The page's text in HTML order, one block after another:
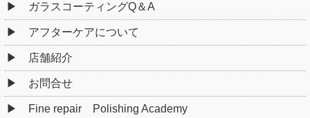
ガラスコーティングQ＆A
アフターケアについて
店舗紹介
お問合せ
Fine repair Polishing Academy